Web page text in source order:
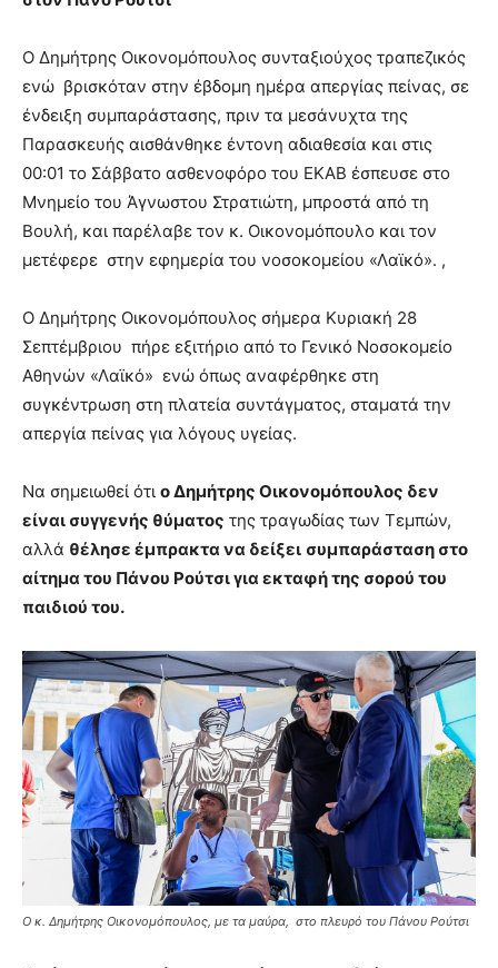
Ο Δημήτρης Οικονομόπουλος συνταξιούχος τραπεζικός
ενώ βρισκόταν στην έβδομη ημέρα απεργίας πείνας, σε
ένδειξη συμπαράστασης, πριν τα μεσάνυχτα της
Παρασκευής αισθάνθηκε έντονη αδιαθεσία και στις
00:01 το Σάββατο ασθενοφόρο του ΕΚΑΒ έσπευσε στο
Μνημείο του Άγνωστου Στρατιώτη, μπροστά από τη
Βουλή, και παρέλαβε τον κ. Οικονομόπουλο και τον
μετέφερε στην εφημερία του νοσοκομείου «Λαϊκό». ,
Ο Δημήτρης Οικονομόπουλος σήμερα Κυριακή 28
Σεπτέμβριου πήρε εξιτήριο από το Γενικό Νοσοκομείο
Αθηνών «Λαϊκό» ενώ όπως αναφέρθηκε στη
συγκέντρωση στη πλατεία συντάγματος, σταματά την
απεργία πείνας για λόγους υγείας.
Να σημειωθεί ότι οΔημήτρης Οικονομόπουλος δεν
είναι συγγενής θύματος της τραγωδίας των Τεμπών,
αλλά θέλησε έμπρακτα να δείξει συμπαράσταση στο
αίτημα του Πάνου Ρούτσι για εκταφή της σορού του
παιδιού του.
Ο κ. Δημήτρης Οικονομόπουλος, με τα μαύρα, στο πλευρό του Πάνου Ρούτσι